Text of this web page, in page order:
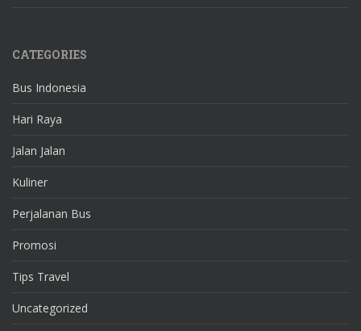
CATEGORIES
Bus Indonesia
Hari Raya
Jalan Jalan
Kuliner
Perjalanan Bus
Promosi
Tips Travel
Uncategorized